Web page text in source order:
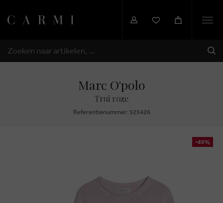
ZOEKEN
Marc O'polo
Trui roze
Referentienummer: 525426
-46%